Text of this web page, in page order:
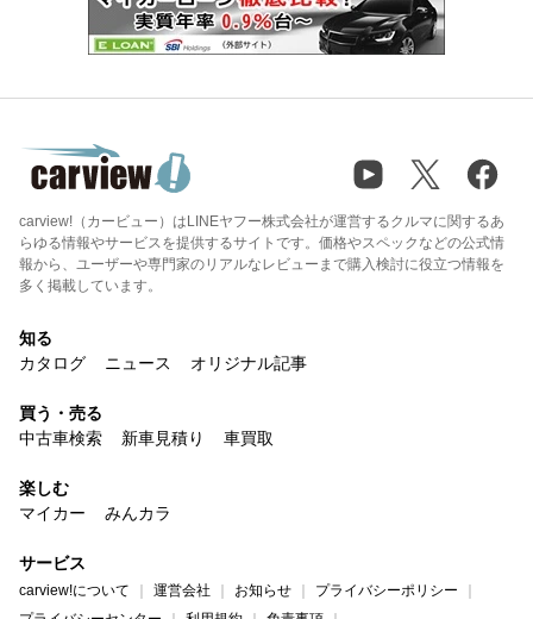
carview!（カービュー）はLINEヤフー株式会社が運営するクルマに関するあ
らゆる情報やサービスを提供するサイトです。価格やスペックなどの公式情
報から、ユーザーや専門家のリアルなレビューまで購入検討に役立つ情報を
多く掲載しています。
知る
カタログ
ニュース オリジナル記事
買う・売る
中古車検索
新車見積り 車買取
楽しむ
マイカー
みんカラ
サービス
carview!について 運営会社 お知らせ
プライバシーポリシー